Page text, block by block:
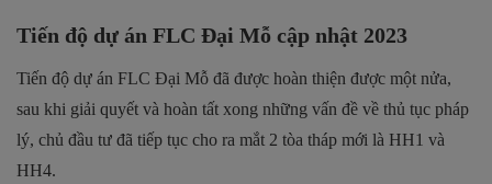
Tiến độ dự án FLC Đại Mỗ cập nhật 2023
Tiến độ dự án FLC Đại Mỗ đã được hoàn thiện được một nửa,
sau khi giải quyết và hoàn tất xong những vấn đề về thủ tục pháp
lý, chủ đầu tư đã tiếp tục cho ra mắt 2 tòa tháp mới là HH1 và
HH4.